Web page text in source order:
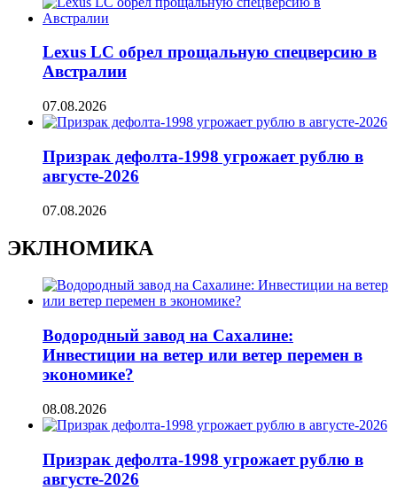
Lexus LC обрел прощальную спецверсию в
Австралии
07.08.2026
Призрак дефолта-1998 угрожает рублю в
августе-2026
07.08.2026
ЭКЛНОМИКА
Водородный завод на Сахалине:
Инвестиции на ветер или ветер перемен в
экономике?
08.08.2026
Призрак дефолта-1998 угрожает рублю в
августе-2026